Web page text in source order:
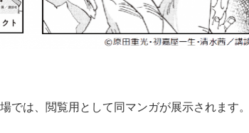
では、閲覧用として同マンガが展示されます。